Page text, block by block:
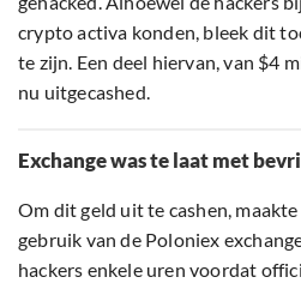
crypto activa konden, bleek dit
te zijn. Een deel hiervan, van $4
nu uitgecashed.
Exchange was te laat met
Om dit geld uit te cashen,
gebruik van de Poloniex
hackers enkele uren voordat